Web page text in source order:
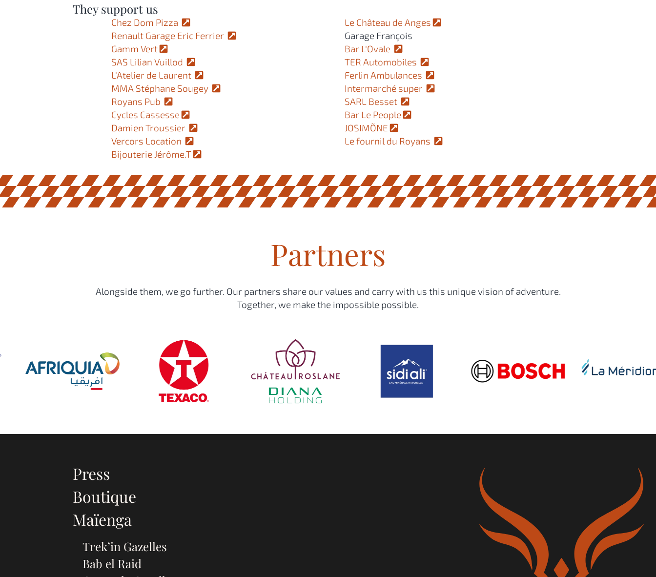
They support us
Chez Dom Pizza
Le Château de Anges
Renault Garage Eric Ferrier
Garage François
Gamm Vert
Bar L'Ovale
SAS Lilian Vuillod
TER Automobiles
L'Atelier de Laurent
Ferlin Ambulances
MMA Stéphane Sougey
Intermarché super
Royans Pub
SARL Besset
Cycles Cassesse
Bar Le People
Damien Troussier
JOSIMÕNE
Vercors Location
Le fournil du Royans
Bijouterie Jérôme.T
Partners
Alongside them, we go further. Our partners share our values and carry with us this unique vision of adventure.
Together, we make the impossible possible.
Press
Boutique
Maïenga
Trek’in Gazelles
Bab el Raid